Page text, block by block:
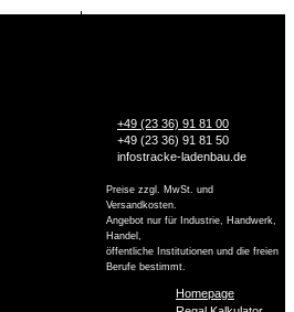
+49 (23 36) 91 81 00
+49 (23 36) 91 81 50
infostracke-ladenbau.de
Preise zzgl. MwSt. und
Versandkosten.
Angebot nur für Industrie, Handwerk,
Handel,
öffentliche Institutionen und die freien
Berufe bestimmt.
Homepage